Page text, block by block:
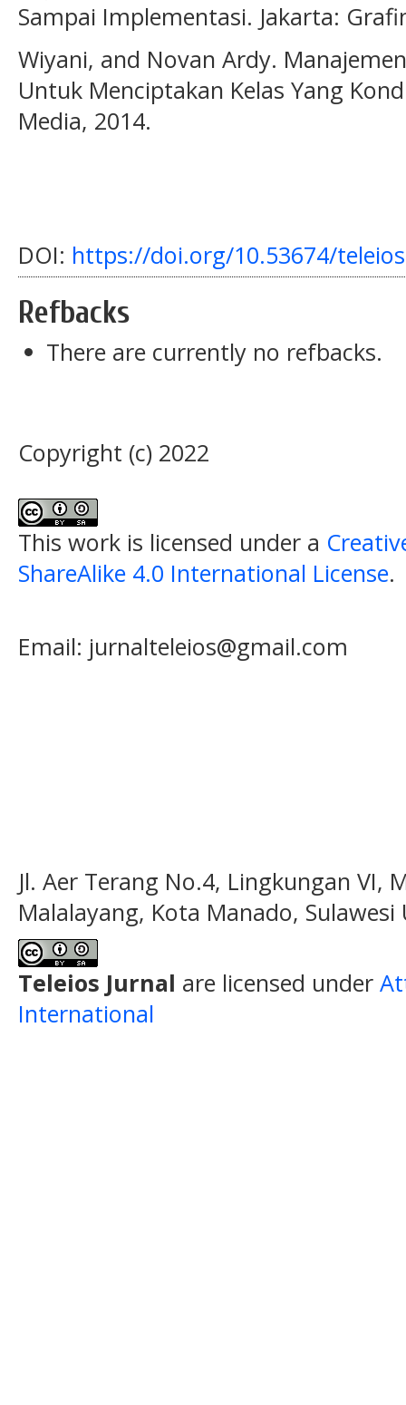
Sampai Implementasi. Jakarta:
Wiyani, and Novan Ardy.
Untuk Menciptakan Kelas Yang
Media, 2014.
DOI: https://doi.org/10.53674/
Refbacks
There are currently no refbacks.
Copyright (c) 2022
This work is licensed under a
ShareAlike 4.0 International License.
Email: jurnalteleios@gmail.com
Jl. Aer Terang No.4, Lingkungan VI,
Malalayang, Kota Manado, Sulawesi
Teleios Jurnal are licensed under
International